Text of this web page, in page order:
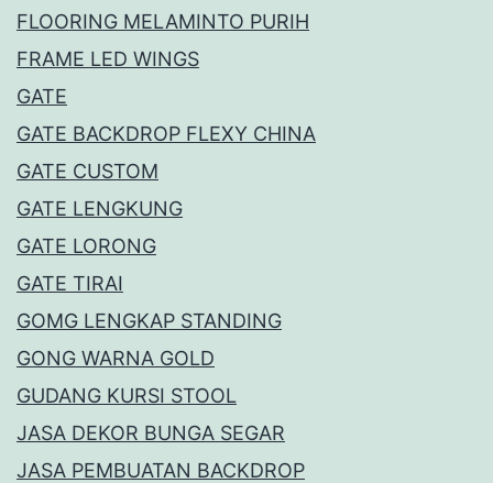
FLOORING MELAMINTO PURIH
FRAME LED WINGS
GATE
GATE BACKDROP FLEXY CHINA
GATE CUSTOM
GATE LENGKUNG
GATE LORONG
GATE TIRAI
GOMG LENGKAP STANDING
GONG WARNA GOLD
GUDANG KURSI STOOL
JASA DEKOR BUNGA SEGAR
JASA PEMBUATAN BACKDROP